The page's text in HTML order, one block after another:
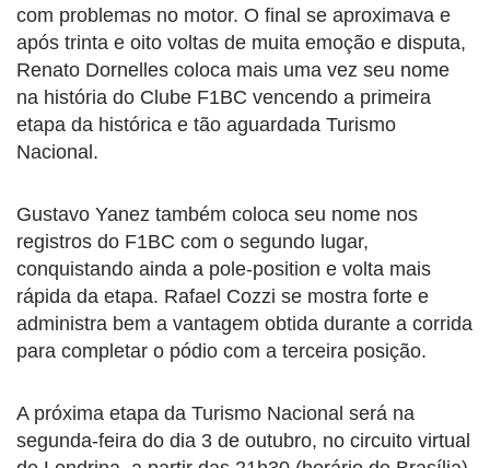
com problemas no motor. O final se aproximava e
após trinta e oito voltas de muita emoção e disputa,
Renato Dornelles coloca mais uma vez seu nome
na história do Clube F1BC vencendo a primeira
etapa da histórica e tão aguardada Turismo
Nacional.
Gustavo Yanez também coloca seu nome nos
registros do F1BC com o segundo lugar,
conquistando ainda a pole-position e volta mais
rápida da etapa. Rafael Cozzi se mostra forte e
administra bem a vantagem obtida durante a corrida
para completar o pódio com a terceira posição.
A próxima etapa da Turismo Nacional será na
segunda-feira do dia 3 de outubro, no circuito virtual